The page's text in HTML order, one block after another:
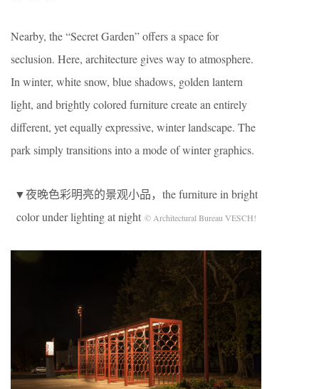
Nearby, the “Secret Garden” offers a space for
seclusion. Here, architecture gives way to atmosphere.
In winter, white snow, blue shadows, golden lantern
light, and brightly colored furniture create an entirely
different, yet equally expressive, winter landscape. The
park simply transitions into a mode of winter graphics.
▼夜晚色彩明亮的景观小品，the furniture in bright
color under lighting at night © Architectural Bureau VESCH!